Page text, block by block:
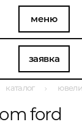
меню
заявка
каталог
ford